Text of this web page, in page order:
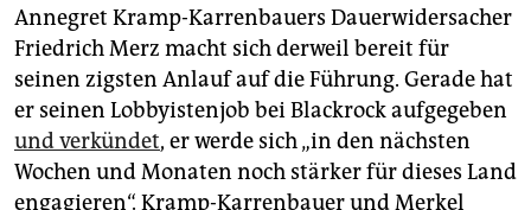
Annegret Kramp-Karrenbauers Dauerwidersacher
Friedrich Merz macht sich derweil bereit für
seinen zigsten Anlauf auf die Führung. Gerade hat
er seinen Lobbyistenjob bei Blackrock aufgegeben
und verkündet, er werde sich „in den nächsten
Wochen und Monaten noch stärker für dieses Land
engagieren“. Kramp-Karrenbauer und Merkel